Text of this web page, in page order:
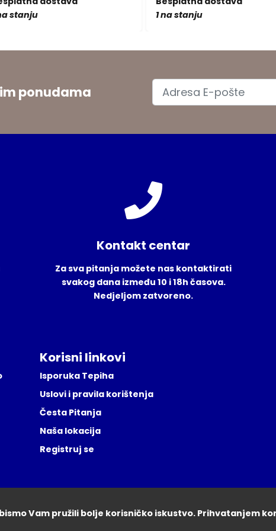
stanju
1 na stanju
ponudama
Kontakt centar
Za sva pitanja možete nas kontaktirati
svakog dana između 10 i 18h časova.
Nedjeljom zatvoreno.
Korisni linkovi
Isporuka Tepiha
Uslovi i pravila korištenja
Česta Pitanja
Naša lokacija
Registruj se
Vam pružili bolje korisničko iskustvo. Prihvatanjem